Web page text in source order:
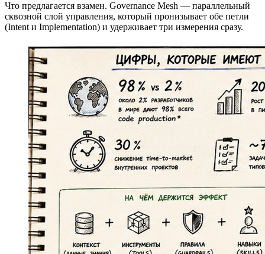
Что предлагается взамен. Governance Mesh — параллельный
сквозной слой управления, который пронизывает обе петли
(Intent и Implementation) и удерживает три измерения сразу.